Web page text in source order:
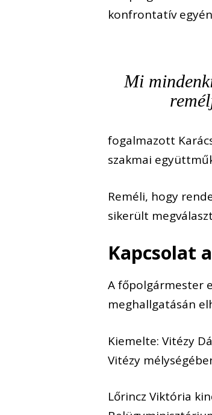
konfrontatív
Mi
fogalmazott
szakmai
Reméli, hogy
sikerült
Kapcsolat
A főpolgármester
meghallgatásán
Kiemelte: Vitézy
Vitézy
Lőrincz Viktória